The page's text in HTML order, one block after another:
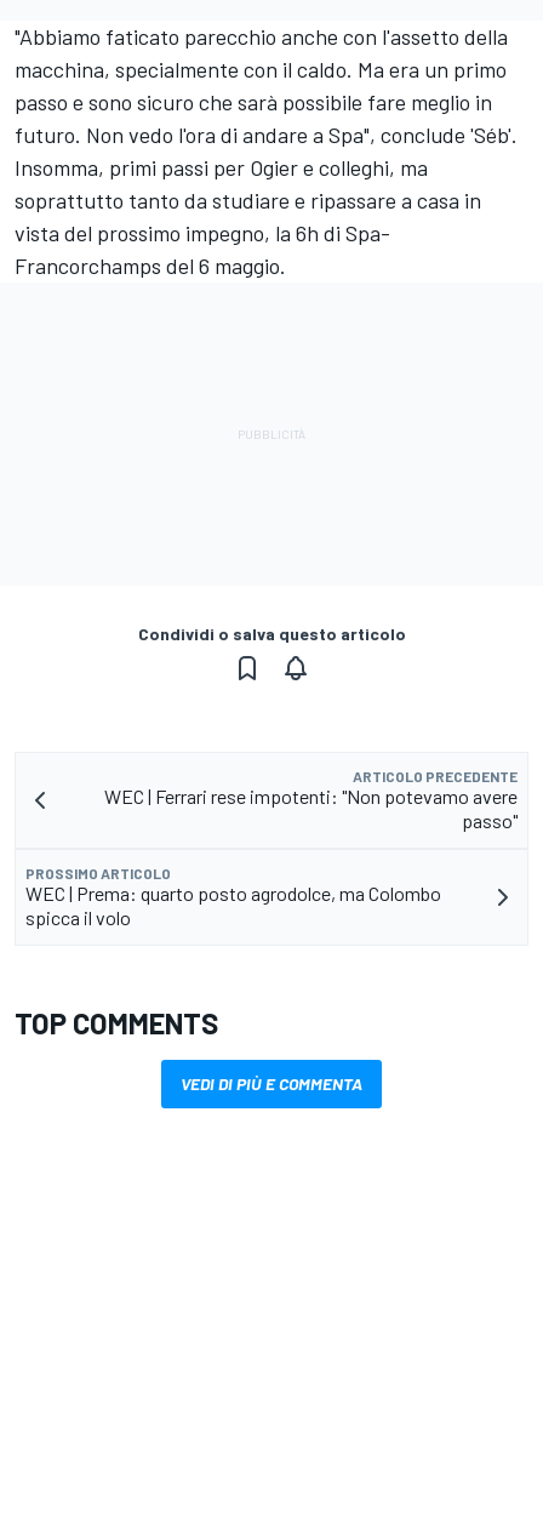
"Abbiamo faticato parecchio anche con l'assetto della
macchina, specialmente con il caldo. Ma era un primo
passo e sono sicuro che sarà possibile fare meglio in
futuro. Non vedo l'ora di andare a Spa", conclude 'Séb'.
Insomma, primi passi per Ogier e colleghi, ma
soprattutto tanto da studiare e ripassare a casa in
vista del prossimo impegno, la 6h di Spa-
Francorchamps del 6 maggio.
Condividi o salva questo articolo
ARTICOLO PRECEDENTE
WEC | Ferrari rese impotenti: "Non potevamo avere
passo"
PROSSIMO ARTICOLO
WEC | Prema: quarto posto agrodolce, ma Colombo
spicca il volo
TOP COMMENTS
VEDI DI PIÙ E COMMENTA